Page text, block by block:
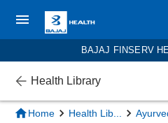
BAJAJ FINSERV
Health Library
Home Health Lib